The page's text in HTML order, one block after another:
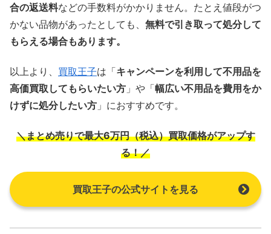
合の返送料などの手数料がかかりません。たとえ値段がつ
かない品物があったとしても、 無料で引き取って処分して
もらえる場合もあります。
以上より、 買取王子は「キャンペーンを利用して不用品を
高価買取してもらいたい方 」や「幅広い不用品を費用をか
けずに処分したい方 」におすすめです。
＼まとめ売りで最大6万円（税込）買取価格がアップす
る！／
買取王子の公式サイトを見る